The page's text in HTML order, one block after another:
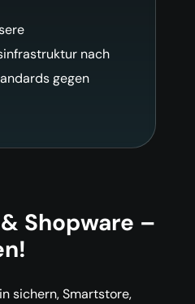
nach
gegen
Shopware –
sichern, Smartstore,